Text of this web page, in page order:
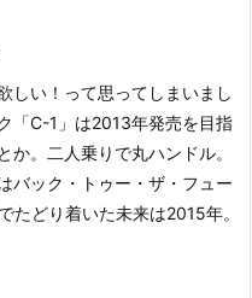
しい！って思ってしまいまし
「C-1」は2013年発売を目指
か。二人乗りで丸ハンドル。
バック・トゥー・ザ・フュー
たどり着いた未来は2015年。